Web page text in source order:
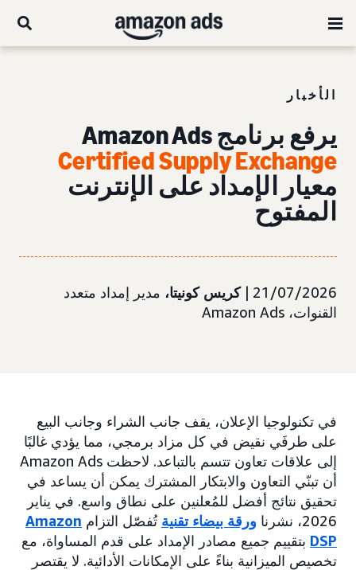
الأخبار
يرفع برنامج Amazon Ads
Certified Supply Exchange
معيار الإمداد على الإنترنت
المفتوح
21/07/2026 | كريس كونيتا، مدير إمداد متعدد
القنوات، Amazon Ads
في تكنولوجيا الإعلان، يقف جانب الشراء وجانب البيع
على طرفَي نقيض في كل مزاد برمجي، مما يؤدي غالبًا
إلى علاقات تعاون تتسم بالتباعد. لاحظت Amazon Ads
أن تبنّي التعاون والابتكار المشترك يمكن أن يساعد في
تحقيق نتائج أفضل للمُعلنين على نطاق واسع. في يناير
2026، نشرنا
ورقة بيضاء تقنية تُفصّل التزام Amazon
DSP بتقييم جميع مصادر الإمداد على قدم المساواة، مع
تخصيص الميزانية بناءً على الإمكانات الأدائية. لا يقتصر